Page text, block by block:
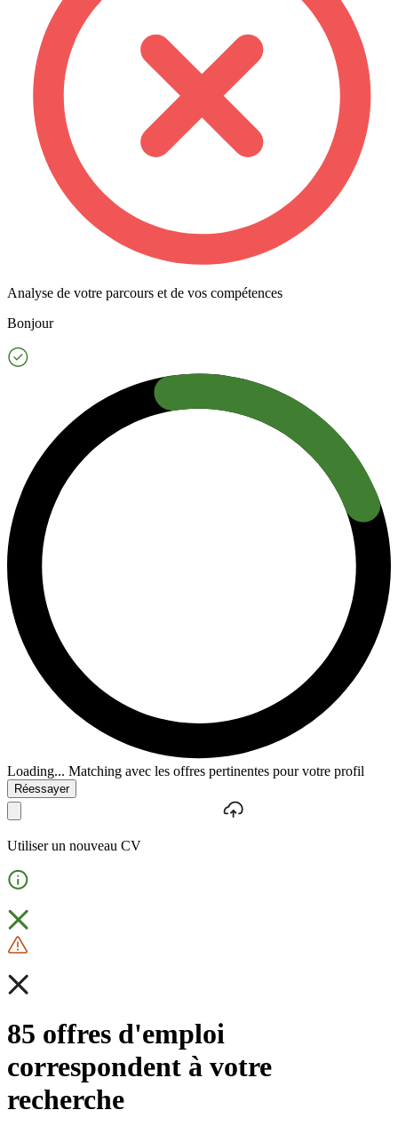
Analyse de votre parcours et de vos compétences
Bonjour
Loading... Matching avec les offres pertinentes pour votre profil
Réessayer
Utiliser un nouveau CV
85 offres d'emploi
correspondent à votre
recherche